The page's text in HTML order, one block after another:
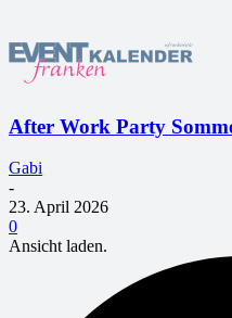
After Work Party
Gabi
-
23. April 2026
0
Ansicht laden.